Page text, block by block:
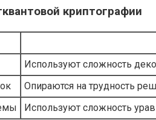
криптографии
Используют сложность
Опираются на трудность
Используют сложность